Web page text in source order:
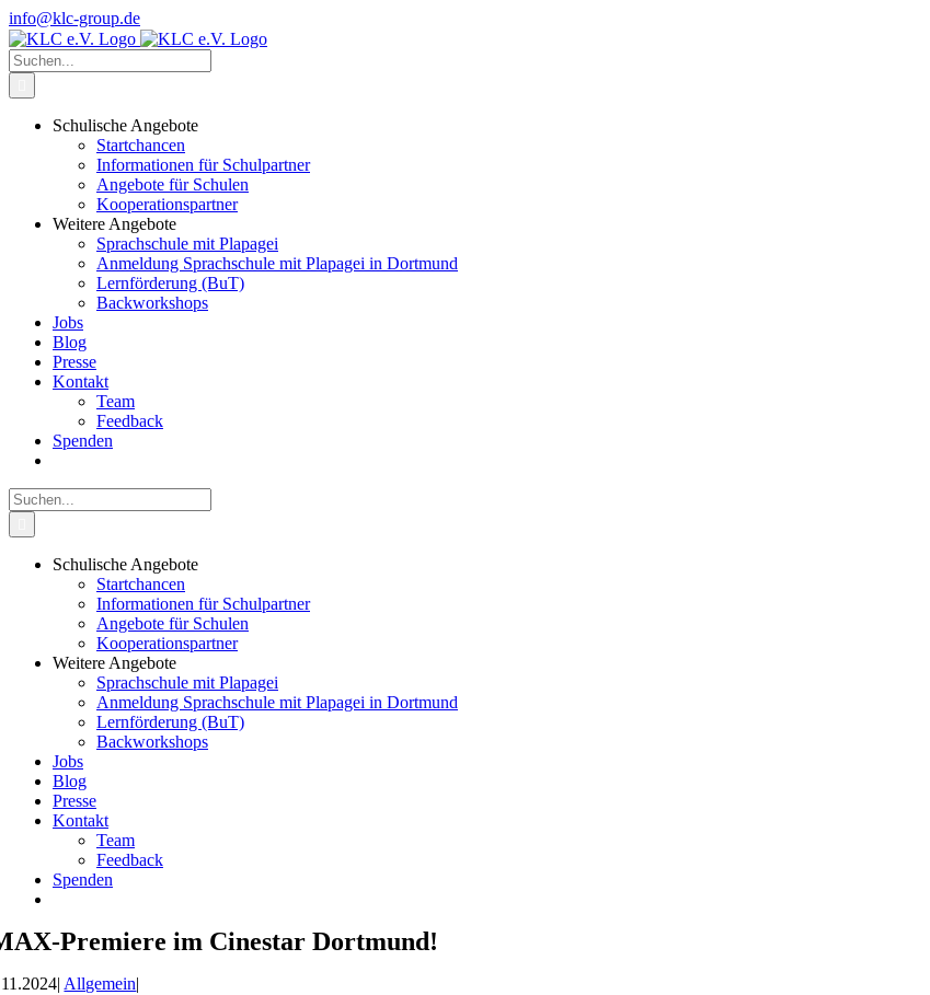
Zum
Inhalt
springen
info@klc-group.de
Facebook
Instagram
Suche
nach:
Schulische Angebote
Startchancen
Informationen für Schulpartner
Angebote für Schulen
Kooperationspartner
Weitere Angebote
Sprachschule mit Plapagei
Anmeldung Sprachschule mit Plapagei in Dortmund
Lernförderung (BuT)
Backworkshops
Jobs
Blog
Presse
Kontakt
Team
Feedback
Spenden
Suche
nach:
Schulische Angebote
Startchancen
Informationen für Schulpartner
Angebote für Schulen
Kooperationspartner
Weitere Angebote
Sprachschule mit Plapagei
Anmeldung Sprachschule mit Plapagei in Dortmund
Lernförderung (BuT)
Backworkshops
Jobs
Blog
Presse
Kontakt
Team
Feedback
Spenden
Premiere im Cinestar Dortmund!
| Allgemein|